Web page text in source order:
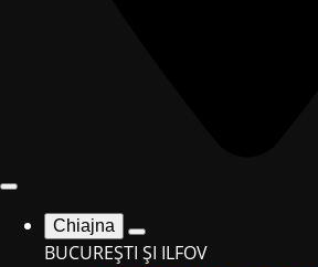
Chiajna
BUCUREȘTI ȘI ILFOV